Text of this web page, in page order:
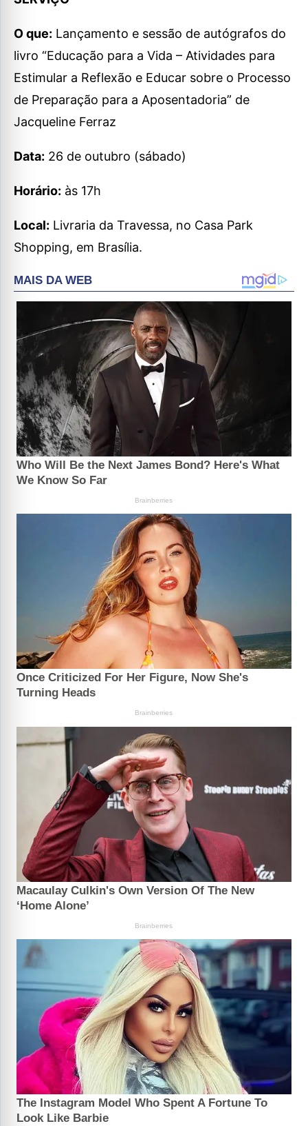
O que: Lançamento e sessão de autógrafos do
livro “Educação para a Vida – Atividades para
Estimular a Reflexão e Educar sobre o Processo
de Preparação para a Aposentadoria” de
Jacqueline Ferraz
Data: 26 de outubro (sábado)
Horário: às 17h
Local: Livraria da Travessa, no Casa Park
Shopping, em Brasília.